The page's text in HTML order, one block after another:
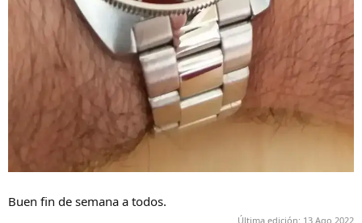
Buen fin de semana a todos.
Última edición: 13 Ago 2022